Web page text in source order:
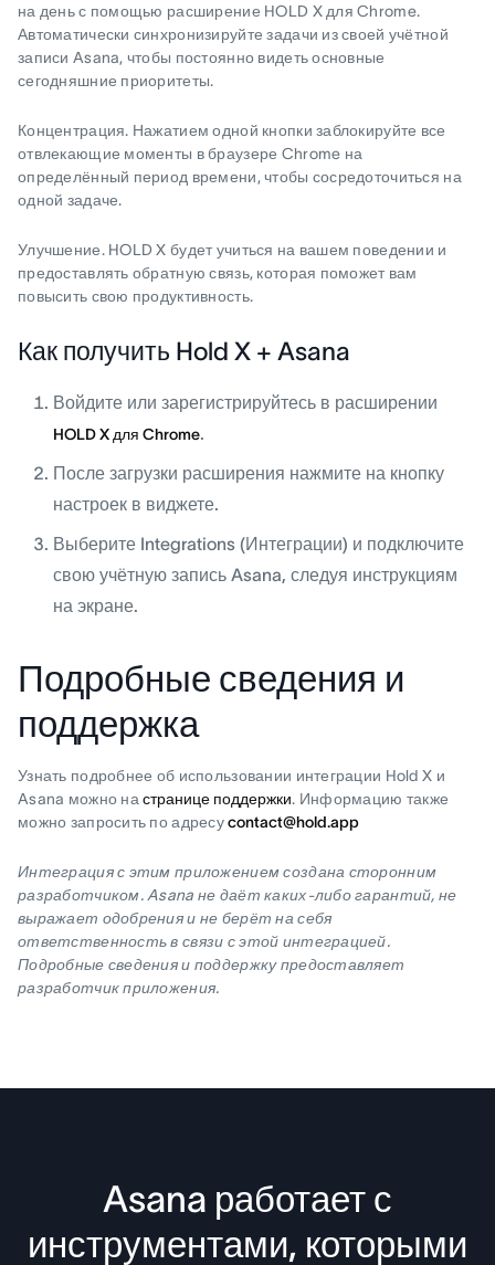
на день с помощью расширение HOLD X для Chrome.
Автоматически синхронизируйте задачи из своей учётной
записи Asana, чтобы постоянно видеть основные
сегодняшние приоритеты.
Концентрация. Нажатием одной кнопки заблокируйте все
отвлекающие моменты в браузере Chrome на
определённый период времени, чтобы сосредоточиться на
одной задаче.
Улучшение. HOLD X будет учиться на вашем поведении и
предоставлять обратную связь, которая поможет вам
повысить свою продуктивность.
Как получить Hold X + Asana
Войдите или зарегистрируйтесь в расширении
HOLD X для Chrome.
После загрузки расширения нажмите на кнопку
настроек в виджете.
Выберите Integrations (Интеграции) и подключите
свою учётную запись Asana, следуя инструкциям
на экране.
Подробные сведения и
поддержка
Узнать подробнее об использовании интеграции Hold X и
Asana можно настранице поддержки. Информацию также
можно запросить по адресуcontact@hold.app
Интеграция с этим приложением создана сторонним
разработчиком. Asana не даёт каких-либо гарантий, не
выражает одобрения и не берёт на себя
ответственность в связи с этой интеграцией.
Подробные сведения и поддержку предоставляет
разработчик приложения.
Asana работает с
инструментами, которыми